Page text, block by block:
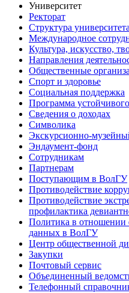
Университет
Ректорат
Структура университета
Международное
Культура, искусство,
Направления
Общественные
Спорт и здоровье
Социальная поддержка
Программа
Сведения о доходах
Символика
Экскурсионно-
Эндаумент-фонд
Сотрудникам
Партнерам
Поступающим в ВолГУ
Противодействие
Противодействие
профилактика
Политика в отношении
данных в ВолГУ
Центр общественной
Закупки
Почтовый сервис
Объединенный
Телефонный